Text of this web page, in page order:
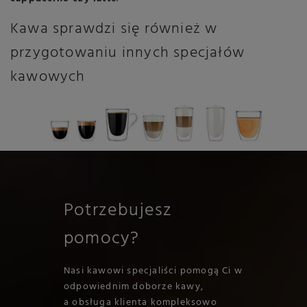
Kawa sprawdzi się również w
przygotowaniu innych specjałów
kawowych
Potrzebujesz
pomocy?
Nasi kawowi specjaliści pomogą Ci w
odpowiednim doborze kawy,
a obsługa klienta kompleksowo